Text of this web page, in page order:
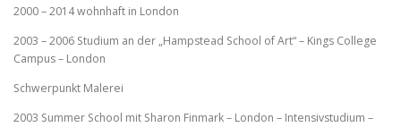
2000 – 2014 wohnhaft in London
2003 – 2006 Studium an der „Hampstead School of Art“ – Kings College
Campus – London
Schwerpunkt Malerei
2003 Summer School mit Sharon Finmark – London – Intensivstudium –